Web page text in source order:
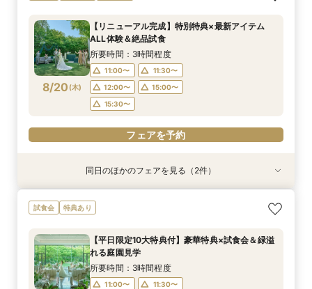
8/19(水)
贅沢無料試食
11:00〜
11:30〜
12:00〜
15:00〜
15:30〜
フェアを予約
8/19(水)
わせ絆牛」絶品試食付◆
11:00〜
11:30〜
12:00〜
15:00〜
15:30〜
フェアを予約
8/20 (木)
【リニューアル完成】特別特典×最新アイテム
ALL体験＆絶品試食
所要時間：3時間程度
11:00〜
11:30〜
12:00〜
15:00〜
15:30〜
フェアを予約
衣装試着 特典あり
8/20(木)
【少人数プラン相談会】専用の貸切別邸OPEN&
贅沢無料試食
11:00〜
12:00〜
15:00〜
15:30〜
特典あり
8/20(木)
マイナビ限定★当館人気NO,1◆豪華国産「しあ
わせ絆牛」絶品試食付◆
11:00〜
12:00〜
15:00〜
15:30〜
同日のほかのフェアを見る（2件）
試食会 特典あり
【平日限定10大特典付】豪華特典×試食会＆緑溢
れる庭園見学
所要時間：3時間程度
11:00〜
11:30〜